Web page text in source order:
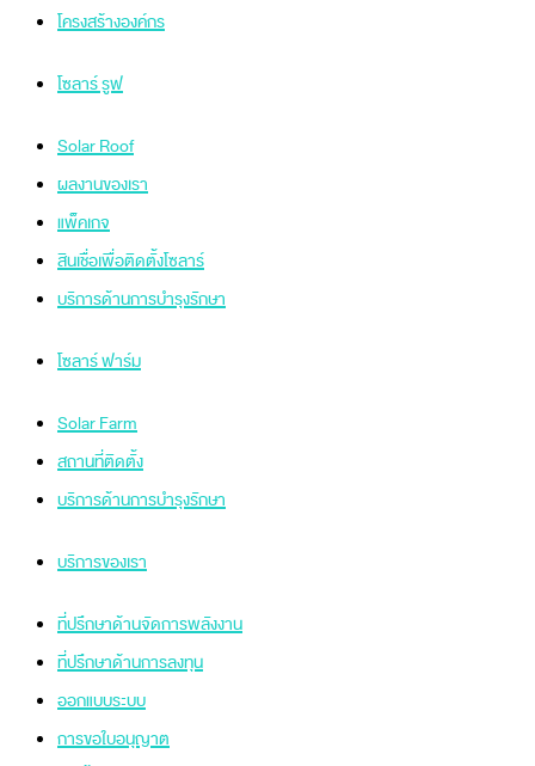
โครงสร้างองค์กร
โซลาร์ รูฟ
Solar Roof
ผลงานของเรา
แพ็คเกจ
สินเชื่อเพื่อติดตั้งโซลาร์
บริการด้านการบำรุงรักษา
โซลาร์ ฟาร์ม
Solar Farm
สถานที่ติดตั้ง
บริการด้านการบำรุงรักษา
บริการของเรา
ที่ปรึกษาด้านจัดการพลังงาน
ที่ปรึกษาด้านการลงทุน
ออกแบบระบบ
การขอใบอนุญาต